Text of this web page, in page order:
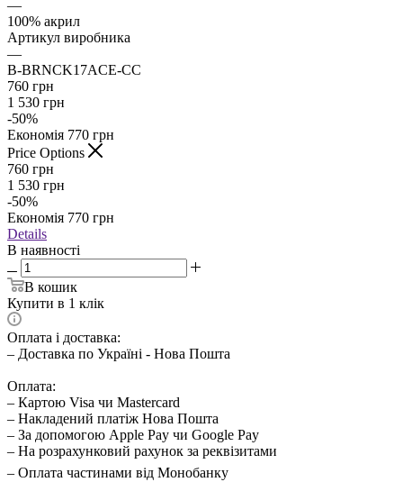
—
100% акрил
Артикул виробника
—
B-BRNCK17ACE-CC
760 грн
1 530 грн
-50%
Економія 770 грн
Price Options
760 грн
1 530 грн
-50%
Економія 770 грн
Details
В наявності
В кошик
Купити в 1 клік
Оплата і доставка:
– Доставка по Україні - Нова Пошта
Оплата:
– Картою Visa чи Mastercard
– Накладений платіж Нова Пошта
– За допомогою Apple Pay чи Google Pay
– На розрахунковий рахунок за реквізитами
– Оплата частинами від Монобанку